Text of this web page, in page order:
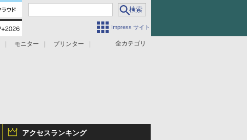
Impress サイト
全カテゴリ
モニター
プリンター
アクセスランキング